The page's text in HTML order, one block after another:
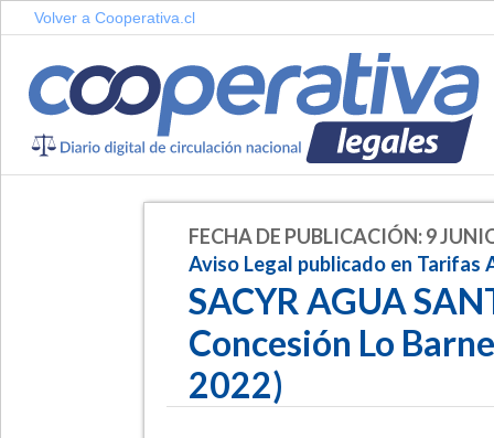
Volver a Cooperativa.cl
FECHA DE PUBLICACIÓN: 9
Aviso Legal publicado en Tarifas
SACYR AGUA
Concesión Lo
2022)